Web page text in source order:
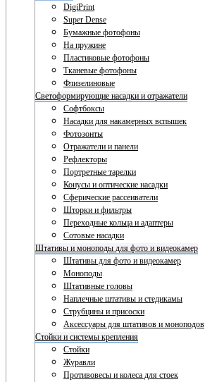
DigiPrint
Super Dense
Бумажные фотофоны
На пружине
Пластиковые фотофоны
Тканевые фотофоны
Флизелиновые
Светоформирующие насадки и отражатели
Софтбоксы
Насадки для накамерных вспышек
Фотозонты
Отражатели и панели
Рефлекторы
Портретные тарелки
Конусы и оптические насадки
Сферические рассеиватели
Шторки и фильтры
Переходные кольца и адаптеры
Сотовые насадки
Штативы и моноподы для фото и видеокамер
Штативы для фото и видеокамер
Моноподы
Штативные головы
Наплечные штативы и стедикамы
Струбцины и присоски
Аксессуары для штативов и моноподов
Стойки и системы крепления
Стойки
Журавли
Противовесы и колеса для стоек